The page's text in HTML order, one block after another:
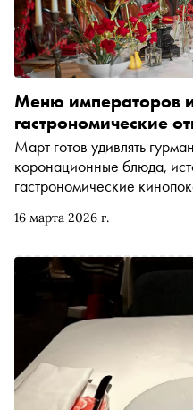
16 марта 2026 г.
Меню императоров
гастрономические
Март готов удивлять
коронационные блюда,
гастрономические
гастрономических
и гастрономическое